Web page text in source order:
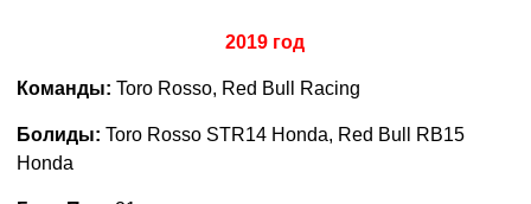
2019 год
Команды: Toro Rosso, Red Bull Racing
Болиды: Toro Rosso STR14 Honda, Red Bull RB15
Honda